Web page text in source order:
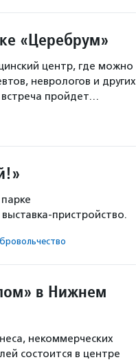
«Церебрум»
центр, где можно
неврологов и других
встреча пройдет…
пристройство.
в Нижнем
некоммерческих
состоится в центре